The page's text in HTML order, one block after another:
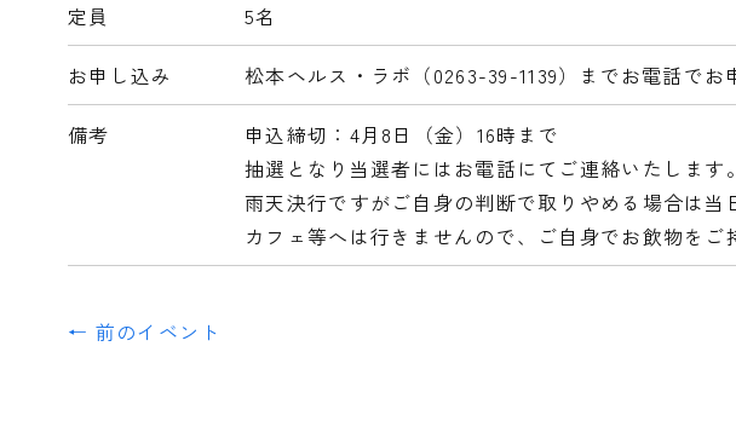
定員 5名
お申し込み 松本ヘルス・ラボ（0263-39-1139）までお電話でお
備考
申込締切：4月8日（金）16時まで
抽選となり当選者にはお電話にてご連絡いたします
雨天決行ですがご自身の判断で取りやめる場合は当
カフェ等へは行きませんので、ご自身でお飲物をご
← 前のイベント